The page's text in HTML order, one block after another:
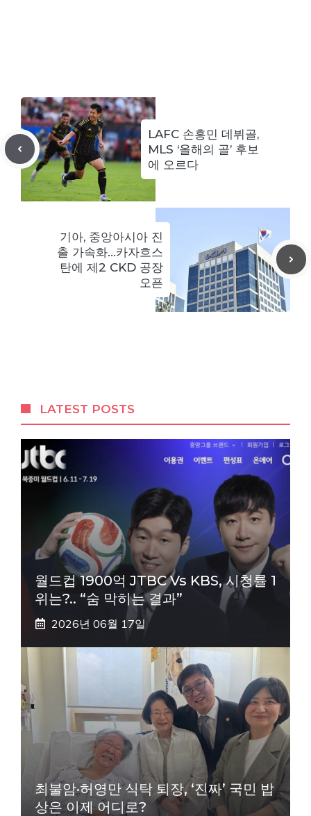
LAFC 손흥민 데뷔골,
MLS ‘올해의 골’ 후보
에 오르다
기아, 중앙아시아 진
출 가속화…카자흐스
탄에 제2 CKD 공장
오픈
LATEST POSTS
월드컵 1900억 JTBC Vs KBS, 시청률 1
위는?.. “숨 막히는 결과”
2026년 06월 17일
최불암·허영만 식탁 퇴장, ‘진짜’ 국민 밥
상은 이제 어디로?